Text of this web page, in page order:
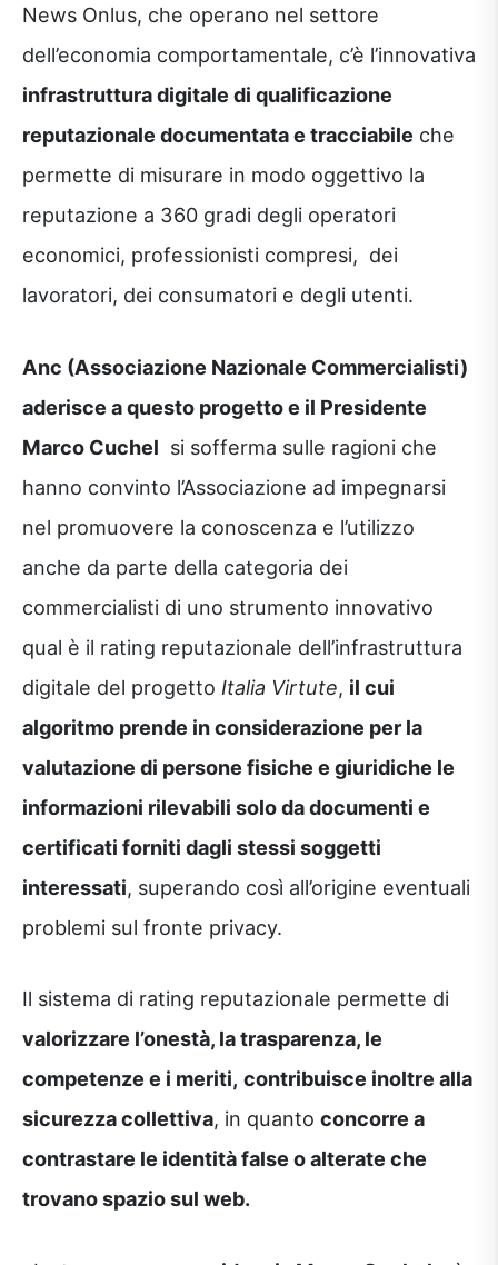
News Onlus, che operano nel settore
dell’economia comportamentale, c’è l’innovativa
infrastruttura digitale di qualificazione
reputazionale documentata e tracciabile che
permette di misurare in modo oggettivo la
reputazione a 360 gradi degli operatori
economici, professionisti compresi, dei
lavoratori, dei consumatori e degli utenti.
Anc (Associazione Nazionale Commercialisti)
aderisce a questo progetto e il Presidente
Marco Cuchel si sofferma sulle ragioni che
hanno convinto l’Associazione ad impegnarsi
nel promuovere la conoscenza e l’utilizzo
anche da parte della categoria dei
commercialisti di uno strumento innovativo
qual è il rating reputazionale dell’infrastruttura
digitale del progetto Italia Virtute, il cui
algoritmo prende in considerazione per la
valutazione di persone fisiche e giuridiche le
informazioni rilevabili solo da documenti e
certificati forniti dagli stessi soggetti
interessati, superando così all’origine eventuali
problemi sul fronte privacy.
Il sistema di rating reputazionale permette di
valorizzare l’onestà, la trasparenza, le
competenze e i meriti, contribuisce inoltre alla
sicurezza collettiva, in quanto concorre a
contrastare le identità false o alterate che
trovano spazio sul web.